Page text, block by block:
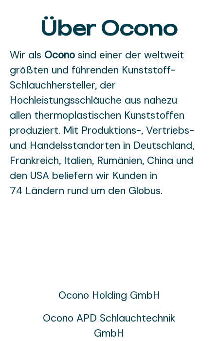
Über Ocono
Wir als Ocono sind einer der weltweit
größten und führenden Kunststoff-
Schlauchhersteller, der
Hochleistungsschläuche aus nahezu
allen thermoplastischen Kunststoffen
produziert. Mit Produktions-, Vertriebs-
und Handelsstandorten in Deutschland,
Frankreich, Italien, Rumänien, China und
den USA beliefern wir Kunden in
74 Ländern rund um den Globus.
Ocono Holding GmbH
Ocono APD Schlauchtechnik
GmbH